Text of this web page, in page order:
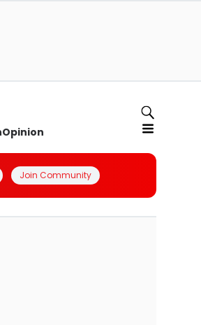
Opinion
Join Community